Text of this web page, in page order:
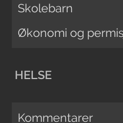
Skolebarn
Økonomi og
HELSE
Kommentarer